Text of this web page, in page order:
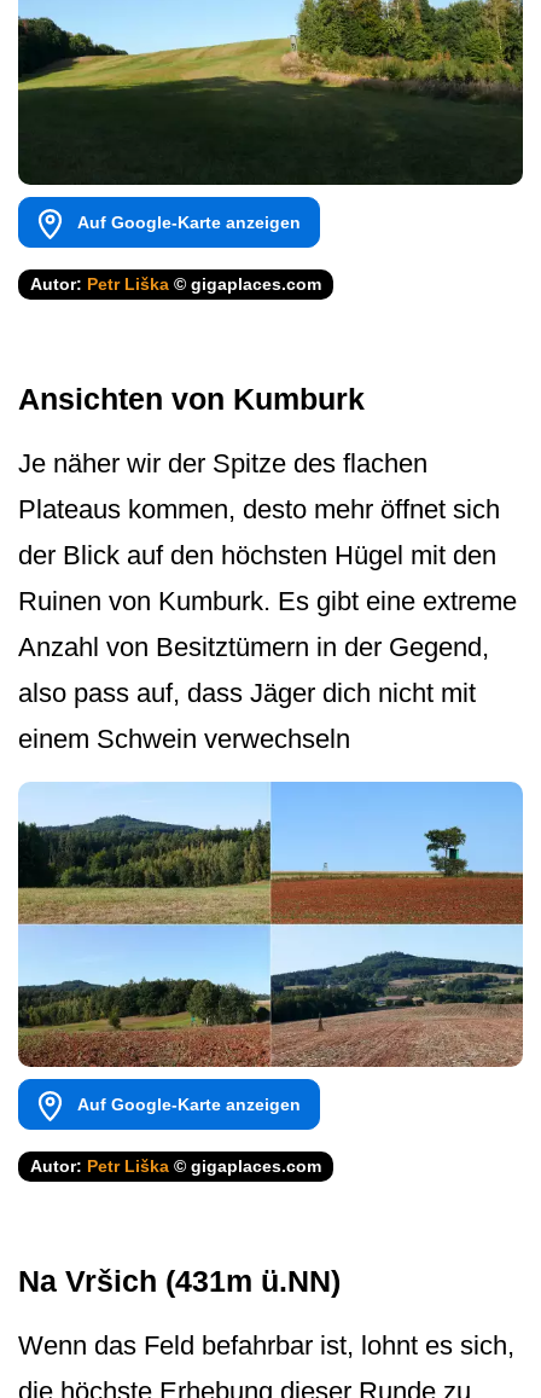
Auf Google-Karte anzeigen
Autor: Petr Liška © gigaplaces.com
Ansichten von Kumburk
Je näher wir der Spitze des flachen
Plateaus kommen, desto mehr öffnet sich
der Blick auf den höchsten Hügel mit den
Ruinen von Kumburk. Es gibt eine extreme
Anzahl von Besitztümern in der Gegend,
also pass auf, dass Jäger dich nicht mit
einem Schwein verwechseln
Auf Google-Karte anzeigen
Autor: Petr Liška © gigaplaces.com
Na Vršich (431m ü.NN)
Wenn das Feld befahrbar ist, lohnt es sich,
die höchste Erhebung dieser Runde zu